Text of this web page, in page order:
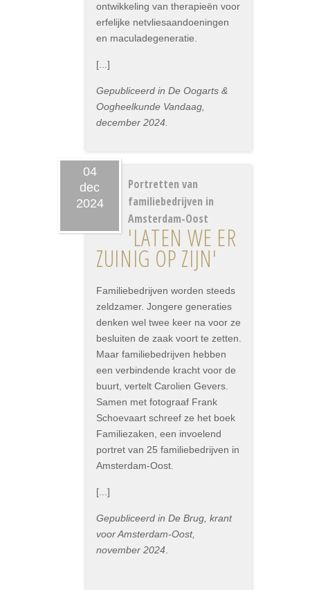
ontwikkeling van therapieën voor
erfelijke netvliesaandoeningen
en maculadegeneratie.
[...]
Gepubliceerd in De Oogarts &
Oogheelkunde Vandaag,
december 2024.
04
dec
2024
Portretten van
familiebedrijven in
Amsterdam-Oost
'LATEN WE ER
ZUINIG OP ZIJN'
Familiebedrijven worden steeds
zeldzamer. Jongere generaties
denken wel twee keer na voor ze
besluiten de zaak voort te zetten.
Maar familiebedrijven hebben
een verbindende kracht voor de
buurt, vertelt Carolien Gevers.
Samen met fotograaf Frank
Schoevaart schreef ze het boek
Familiezaken, een invoelend
portret van 25 familiebedrijven in
Amsterdam-Oost.
[...]
Gepubliceerd in De Brug, krant
voor Amsterdam-Oost,
november 2024